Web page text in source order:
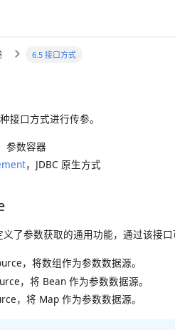
6.5 接口方式
接口方式进行传参。
参数容器
，JDBC 原生方式
义了参数获取的通用功能，通过该接口
，将数组作为参数数据源。
，将 Bean 作为参数数据源。
，将 Map 作为参数数据源。